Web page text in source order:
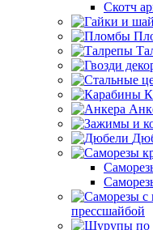
Скотч
прессшайбой